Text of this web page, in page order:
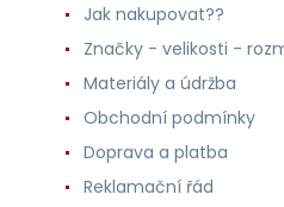
Jak nakupovat??
Značky - velikosti -
Materiály a údržba
Obchodní podmínky
Doprava a platba
Reklamační řád